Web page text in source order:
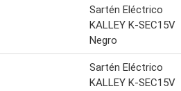
Sartén Eléctrico
KALLEY K-SEC15V
Negro
Sartén Eléctrico
KALLEY K-SEC15V